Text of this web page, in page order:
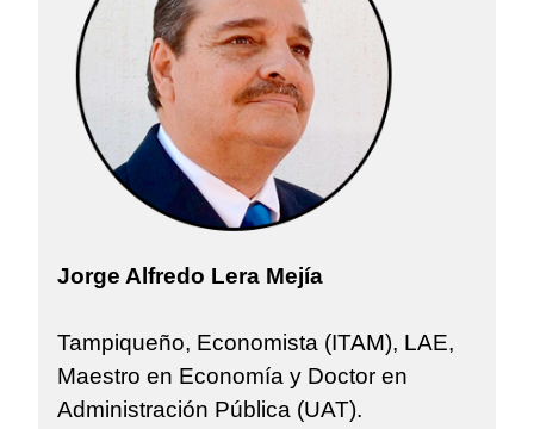
Jorge Alfredo Lera Mejía
Tampiqueño, Economista (ITAM), LAE,
Maestro en Economía y Doctor en
Administración Pública (UAT).